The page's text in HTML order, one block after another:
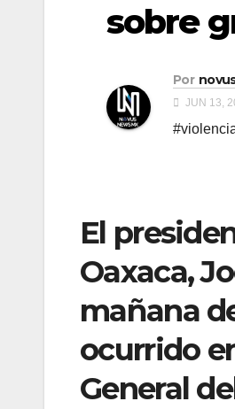
sobre
Por
JUN 13,
El
Oaxaca,
mañana
ocurrido
General